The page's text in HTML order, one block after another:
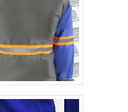
casaco térmico e
oferecendo o
no mercado para cada
o foco em EPI jaqueta
deve-se buscar uma
produtos e serviços
e assertividade,
despercebidos em
e podem gerar prejuízos